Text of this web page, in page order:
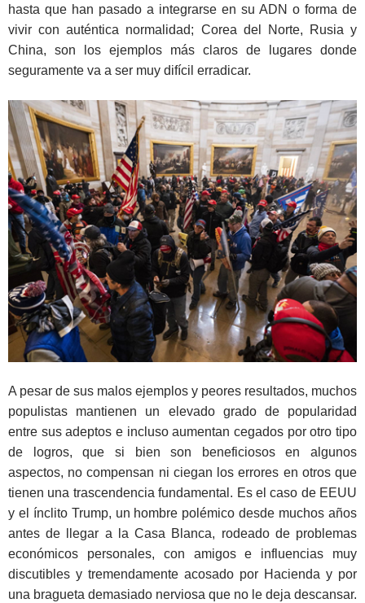
hasta que han pasado a integrarse en su ADN o forma de
vivir con auténtica normalidad; Corea del Norte, Rusia y
China, son los ejemplos más claros de lugares donde
seguramente va a ser muy difícil erradicar.
A pesar de sus malos ejemplos y peores resultados, muchos
populistas mantienen un elevado grado de popularidad
entre sus adeptos e incluso aumentan cegados por otro tipo
de logros, que si bien son beneficiosos en algunos
aspectos, no compensan ni ciegan los errores en otros que
tienen una trascendencia fundamental. Es el caso de EEUU
y el ínclito Trump, un hombre polémico desde muchos años
antes de llegar a la Casa Blanca, rodeado de problemas
económicos personales, con amigos e influencias muy
discutibles y tremendamente acosado por Hacienda y por
una bragueta demasiado nerviosa que no le deja descansar.